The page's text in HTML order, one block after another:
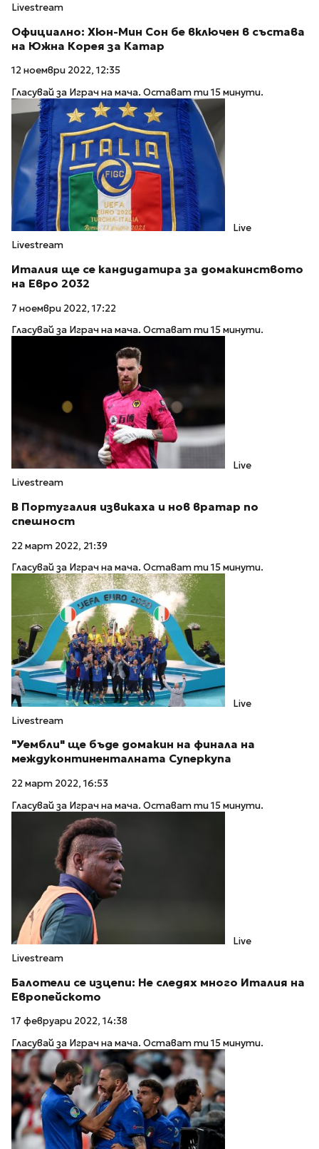
Livestream
Официално: Хюн-Мин Сон бе включен в състава
на Южна Корея за Катар
12 ноември 2022, 12:35
Гласувай за Играч на мача. Остават ти 15 минути.
Live
Livestream
Италия ще се кандидатира за домакинството
на Евро 2032
7 ноември 2022, 17:22
Гласувай за Играч на мача. Остават ти 15 минути.
Live
Livestream
В Португалия извикаха и нов вратар по
спешност
22 март 2022, 21:39
Гласувай за Играч на мача. Остават ти 15 минути.
Live
Livestream
"Уембли" ще бъде домакин на финала на
междуконтиненталната Суперкупа
22 март 2022, 16:53
Гласувай за Играч на мача. Остават ти 15 минути.
Live
Livestream
Балотели се изцепи: Не следях много Италия на
Европейското
17 февруари 2022, 14:38
Гласувай за Играч на мача. Остават ти 15 минути.